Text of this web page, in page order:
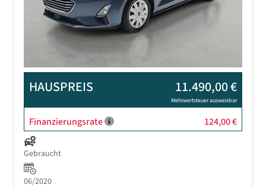
HAUSPREIS 11.490,00 €
Mehrwertsteuer ausweisbar
Finanzierungsrate 124,00 €
Gebraucht
06/2020